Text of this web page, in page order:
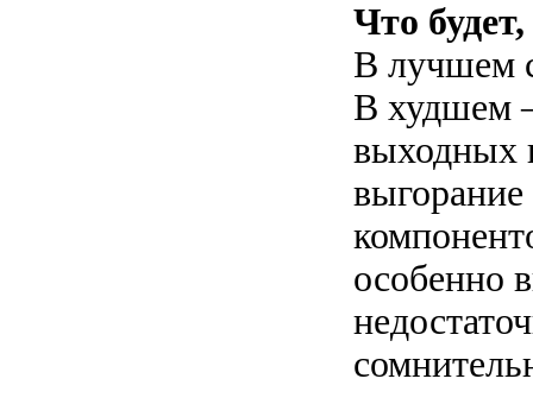
Что
В лучшем
В худшем
выходных
особенно